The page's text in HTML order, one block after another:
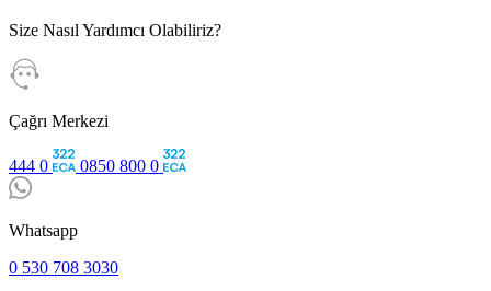
Size Nasıl Yardımcı Olabiliriz?
Çağrı Merkezi
444 0 0850 800 0
Whatsapp
0 530 708 3030